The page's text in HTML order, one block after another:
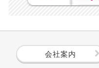
会社案内